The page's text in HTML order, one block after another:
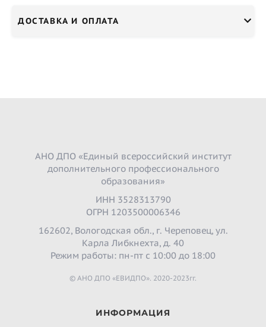
ДОСТАВКА И ОПЛАТА
АНО ДПО «Единый всероссийский институт
дополнительного профессионального
образования»
ИНН 3528313790
ОГРН 1203500006346
162602, Вологодская обл., г. Череповец, ул.
Карла Либкнехта, д. 40
Режим работы: пн-пт с 10:00 до 18:00
© АНО ДПО «ЕВИДПО». 2020-2023гг.
ИНФОРМАЦИЯ